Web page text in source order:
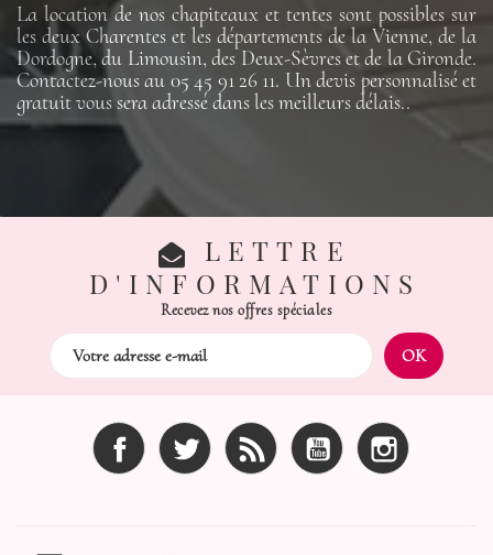
La location de nos chapiteaux et tentes sont possibles sur
les deux Charentes et les départements de la Vienne, de la
Dordogne, du Limousin, des Deux-Sèvres et de la Gironde.
Contactez-nous au 05 45 91 26 11. Un devis personnalisé et
gratuit vous sera adressé dans les meilleurs délais..
LETTRE
D'INFORMATIONS
Recevez nos offres spéciales
Facebook Twitter Rss YouTube